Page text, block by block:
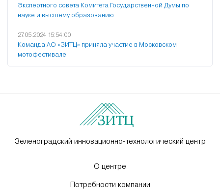
Экспертного совета Комитета Государственной Думы по
науке и высшему образованию
27.05.2024 15:54:00
Команда АО «ЗИТЦ» приняла участие в Московском
мотофестивале
Зеленоградский инновационно-технологический центр
О центре
Потребности компании